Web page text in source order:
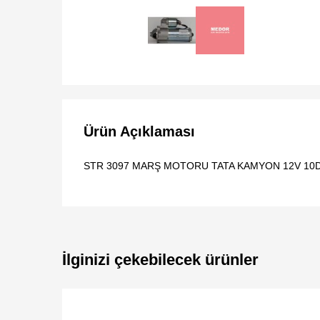
Ürün Açıklaması
STR 3097 MARŞ MOTORU TATA KAMYON 12V
İlginizi çekebilecek ürünler